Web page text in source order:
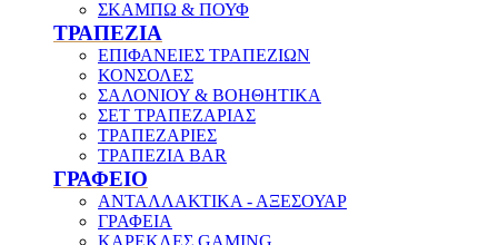
ΣΚΑΜΠΩ & ΠΟΥΦ
ΤΡΑΠΕΖΙΑ
ΕΠΙΦΑΝΕΙΕΣ ΤΡΑΠΕΖΙΩΝ
ΚΟΝΣΟΛΕΣ
ΣΑΛΟΝΙΟΥ & ΒΟΗΘΗΤΙΚΑ
ΣΕΤ ΤΡΑΠΕΖΑΡΙΑΣ
ΤΡΑΠΕΖΑΡΙΕΣ
ΤΡΑΠΕΖΙΑ BAR
ΓΡΑΦΕΙΟ
ΑΝΤΑΛΛΑΚΤΙΚΑ - ΑΞΕΣΟΥΑΡ
ΓΡΑΦΕΙΑ
ΚΑΡΕΚΛΕΣ GAMING